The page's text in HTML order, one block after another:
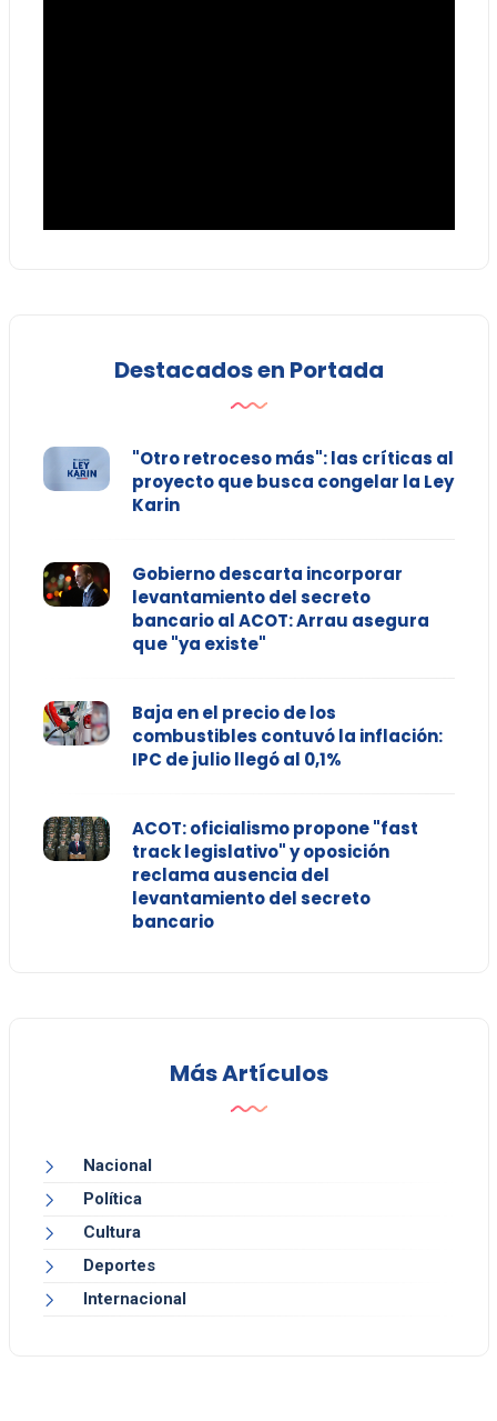
Destacados en Portada
"Otro retroceso más": las críticas al
proyecto que busca congelar la Ley
Karin
Gobierno descarta incorporar
levantamiento del secreto
bancario al ACOT: Arrau asegura
que "ya existe"
Baja en el precio de los
combustibles contuvó la inflación:
IPC de julio llegó al 0,1%
ACOT: oficialismo propone "fast
track legislativo" y oposición
reclama ausencia del
levantamiento del secreto
bancario
Más Artículos
Nacional
Política
Cultura
Deportes
Internacional